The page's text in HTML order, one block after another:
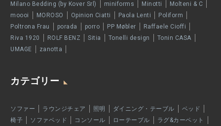
Milano Bedding (by Kover Srl)
miniforms Minotti
Molteni & C
moooi
MOROSO Opinion Ciatti Paola Lenti
Poliform
Poltrona Frau
porada porro PP Møbler
Raffaele Cioffi
Riva 1920
ROLF BENZ Sitia Tonelli design
Tonin CASA
UMAGE
zanotta
カテゴリー
ソファー ラウンジチェア 照明 ダイニング・テーブル
ベッド
椅子
ソファベッド コンソール ローテーブル
ラグ&カーペット